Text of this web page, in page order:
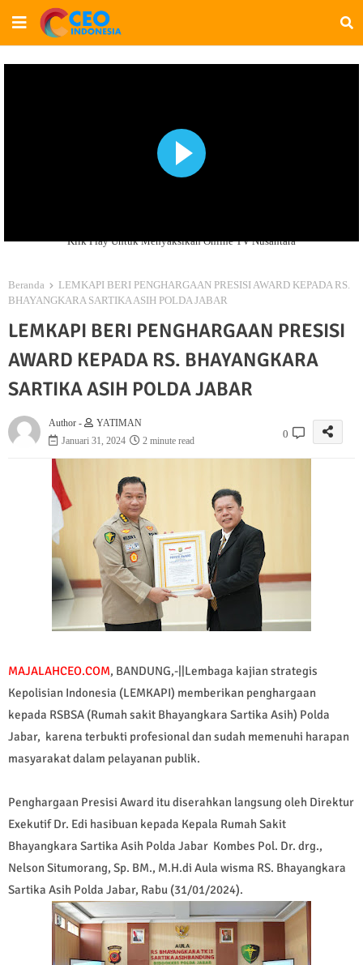
Klik Play Untuk Menyaksikan Online TV Nusantara
Beranda
LEMKAPI BERI PENGHARGAAN PRESISI AWARD KEPADA RS.
BHAYANGKARA SARTIKA ASIH POLDA JABAR
LEMKAPI BERI PENGHARGAAN PRESISI
AWARD KEPADA RS. BHAYANGKARA
SARTIKA ASIH POLDA JABAR
Author -
YATIMAN
Januari 31, 2024
2 minute read
0
MAJALAHCEO.COM, BANDUNG,-||Lembaga kajian strategis
Kepolisian Indonesia (LEMKAPI) memberikan penghargaan
kepada RSBSA (Rumah sakit Bhayangkara Sartika Asih) Polda
Jabar, karena terbukti profesional dan sudah memenuhi harapan
masyarakat dalam pelayanan publik.
Penghargaan Presisi Award itu diserahkan langsung oleh Direktur
Exekutif Dr. Edi hasibuan kepada Kepala Rumah Sakit
Bhayangkara Sartika Asih Polda Jabar Kombes Pol. Dr. drg.,
Nelson Situmorang, Sp. BM., M.H.di Aula wisma RS. Bhayangkara
Sartika Asih Polda Jabar, Rabu (31/01/2024).